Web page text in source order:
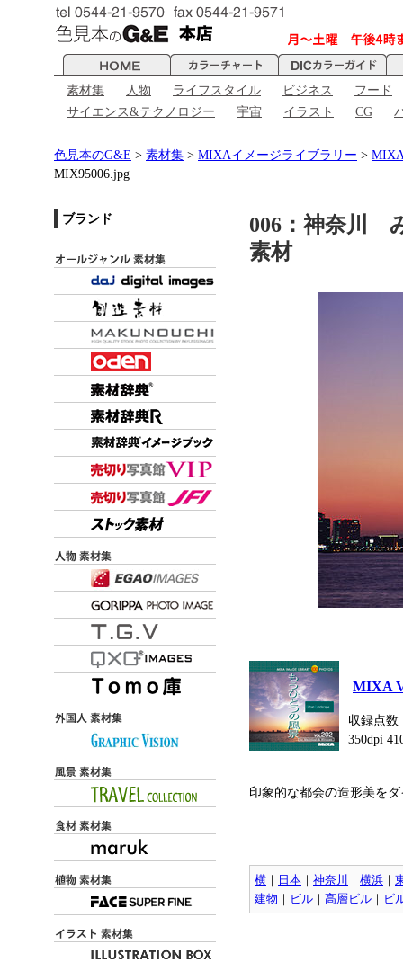
素材集 人物 ライフスタイル ビジネス
フード
サイエンス&テクノロジー
宇宙 イラスト CG
色見本のG&E > 素材集 > MIXAイメージライブラリー >
MIX95006.jpg
ブランド
006：神奈川
素材
MIXA
収録点数
350dpi
印象的な都会の造形美を
横 ｜ 日本 ｜ 神奈川 ｜ 横浜 ｜
建物 ｜ ビル ｜ 高層ビル ｜ ビ